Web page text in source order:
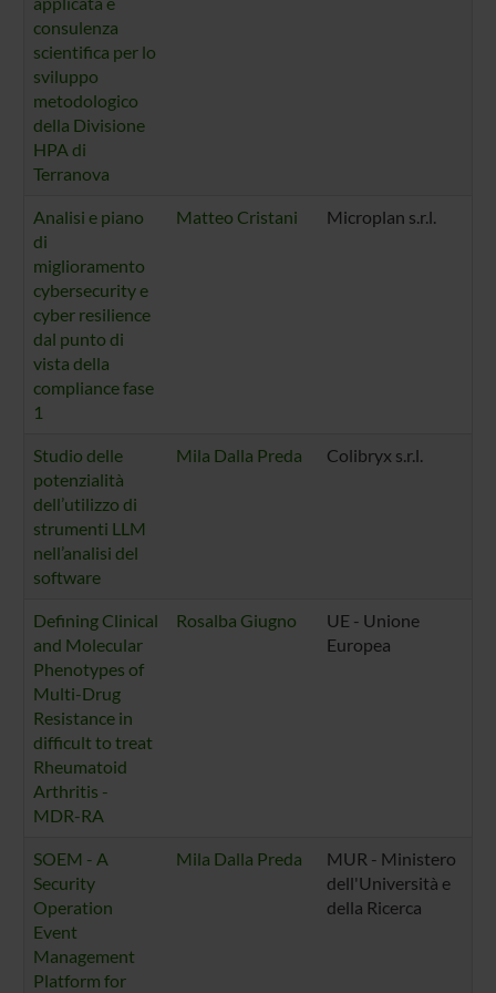
consulenza
scientifica per lo
sviluppo
metodologico
della Divisione
HPA di
Terranova
Analisi e piano
di
miglioramento
cybersecurity e
cyber resilience
dal punto di
vista della
compliance fase
1
Matteo Cristani Microplan s.r.l.
Studio delle
potenzialità
dell’utilizzo di
strumenti LLM
nell’analisi del
software
Mila Dalla Preda Colibryx s.r.l.
Defining Clinical
and Molecular
Phenotypes of
Multi-Drug
Resistance in
difficult to treat
Rheumatoid
Arthritis -
MDR-RA
Rosalba Giugno
UE - Unione
Europea
SOEM - A
Security
Operation
Event
Management
Platform for
Mila Dalla Preda
MUR - Ministero
dell'Università e
della Ricerca